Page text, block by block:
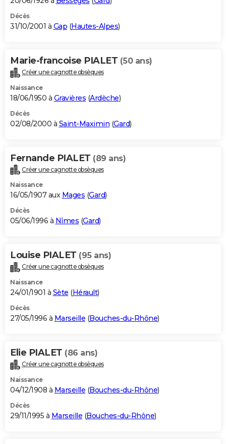
Décès
31/10/2001 à Gap (Hautes-Alpes)
Marie-francoise PIALET (50 ans)
Créer une cagnotte obsèques
Naissance
18/06/1950 à Gravières (Ardèche)
Décès
02/08/2000 à Saint-Maximin (Gard)
Fernande PIALET (89 ans)
Créer une cagnotte obsèques
Naissance
16/05/1907 aux Mages (Gard)
Décès
05/06/1996 à Nîmes (Gard)
Louise PIALET (95 ans)
Créer une cagnotte obsèques
Naissance
24/01/1901 à Sète (Hérault)
Décès
27/05/1996 à Marseille (Bouches-du-Rhône)
Elie PIALET (86 ans)
Créer une cagnotte obsèques
Naissance
04/12/1908 à Marseille (Bouches-du-Rhône)
Décès
29/11/1995 à Marseille (Bouches-du-Rhône)